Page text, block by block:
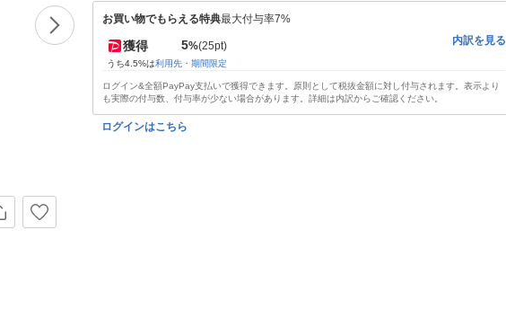
お買い物でもらえる特典最大付与率7%
獲得 5%(25pt)
うち4.5%は利用先・期間限定
内訳を見る
ログイン&全額PayPay支払いで獲得できます。原則として税抜金額に対し付与されます。表示より
も実際の付与数、付与率が少ない場合があります。詳細は内訳からご確認ください。
ログインはこちら